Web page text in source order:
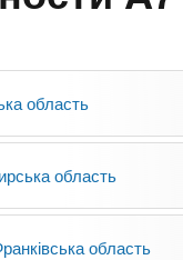
область
область
область